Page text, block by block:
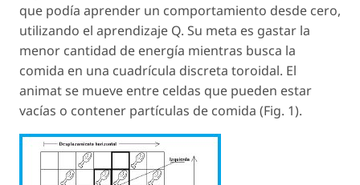
que podía aprender un comportamiento desde cero,
utilizando el aprendizaje Q. Su meta es gastar la
menor cantidad de energía mientras busca la
comida en una cuadrícula discreta toroidal. El
animat se mueve entre celdas que pueden estar
vacías o contener partículas de comida (Fig. 1).